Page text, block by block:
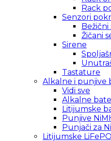
Rack
Senzori
Žičani
Sirene
Tastature
Alkalne i punjive
Vidi sve
Alkalne
Litijumske
Punjive
Punjači za
Litijumske